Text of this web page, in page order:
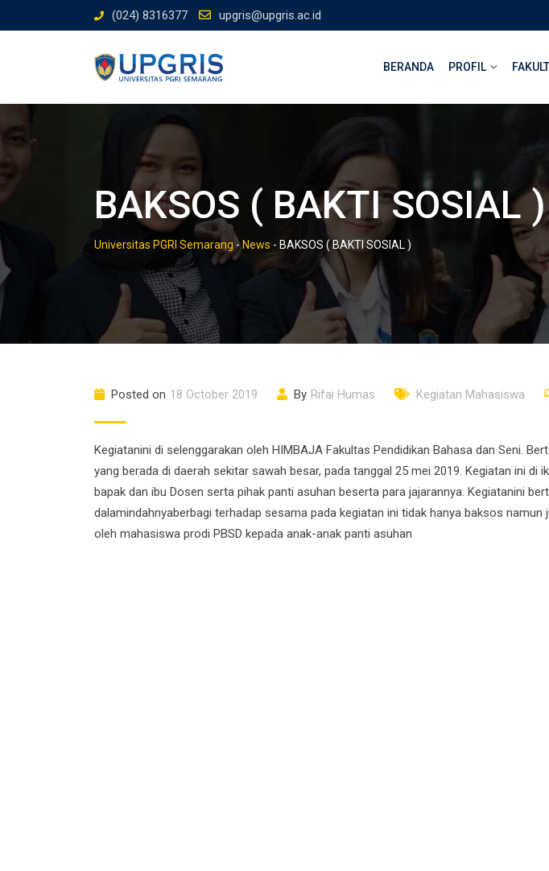
to
(024) 8316377 upgris@upgris.ac.id
BERANDA PROFIL
BAKSOS ( BAKTI SOSIAL )
Universitas PGRI Semarang -News - BAKSOS ( BAKTI SOSIAL )
Posted on 18 October 2019 By Rifai Humas Kegiatan Mahasiswa
Kegiatanini di selenggarakan oleh HIMBAJA Fakultas Pendidikan Bahasa dan Seni.
yang berada di daerah sekitar sawah besar, pada tanggal 25 mei 2019. Kegiatan ini di
bapak dan ibu Dosen serta pihak panti asuhan beserta para jajarannya. Kegiatanini
dalamindahnyaberbagi terhadap sesama pada kegiatan ini tidak hanya baksos namun
oleh mahasiswa prodi PBSD kepada anak-anak panti asuhan